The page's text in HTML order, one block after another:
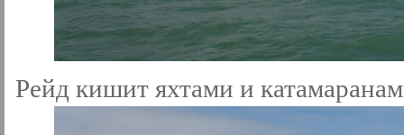
Рейд кишит яхтами и